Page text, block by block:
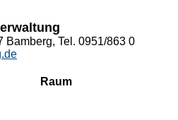
Bamberg, Tel. 0951/863 0
Raum